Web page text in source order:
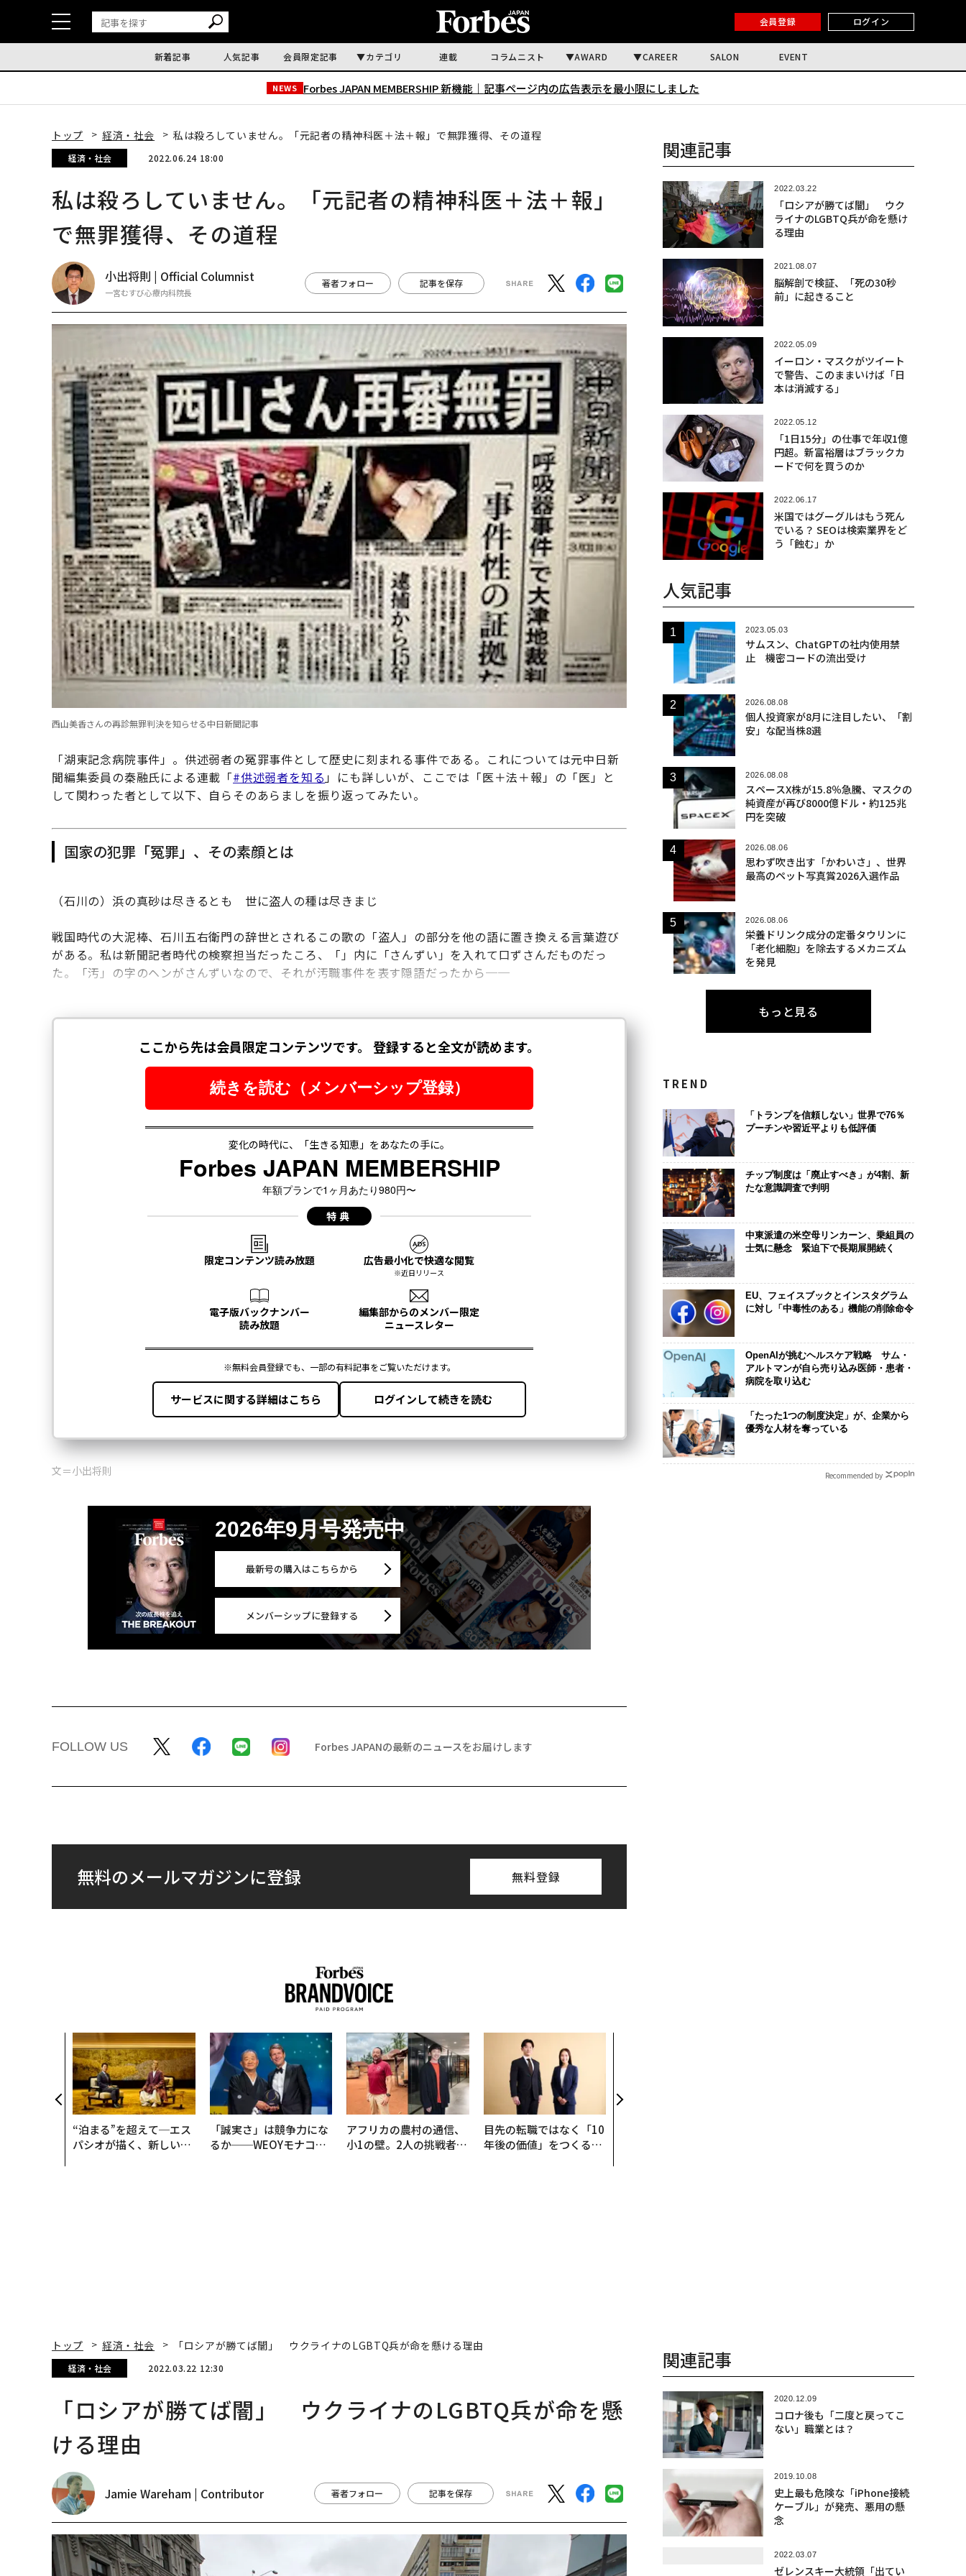
会員登録 ログイン
新着記事 人気記事 会員限定記事 カテゴリ 連載 コラムニスト AWARD CAREER SALON EVENT
NEWS Forbes JAPAN MEMBERSHIP 新機能｜ 記事ページ内の広告表示を最小限にしました
トップ 経済・社会 私は殺ろしていません。「元記者の精神科医＋法＋報」で無罪獲得、その道程
経済・社会 2022.06.24 18:00
私は殺ろしていません。「元記者の精神科医＋法＋報」
で無罪獲得、その道程
小出将則 | Official Columnist
一宮むすび心療内科院長
著者フォロー 記事を保存
西山美香さんの再診無罪判決を知らせる中日新聞記事
「湖東記念病院事件」。供述弱者の冤罪事件として歴史に刻まれる事件である。これについては元中日新
聞編集委員の秦融氏による連載「#供述弱者を知る」にも詳しいが、ここでは「医＋法＋報」の「医」と
して関わった者として以下、自らそのあらましを振り返ってみたい。
国家の犯罪「冤罪」、その素顔とは
（石川の）浜の真砂は尽きるとも 世に盗人の種は尽きまじ
戦国時代の大泥棒、石川五右衛門の辞世とされるこの歌の「盗人」の部分を他の語に置き換える言葉遊び
がある。私は新聞記者時代の検察担当だったころ、「」内に「さんずい」を入れて口ずさんだものだっ
た。「汚」の字のヘンがさんずいなので、それが汚職事件を表す隠語だったから──
文＝小出将則
2026年9月号発売中
最新号の購入はこちらから
メンバーシップに登録する
FOLLOW US Forbes JAPANの最新のニュースをお届けします
無料のメールマガジンに登録 無料登録
“泊まる”を超えて─エス
パシオが描く、新しい日
「誠実さ」は競争力にな
るか──WEOYモナコで
アフリカの農村の通信、
小1の壁。2人の挑戦者が
目先の転職ではなく「10
年後の価値」をつくる─
（前編）
関連記事
2022.03.22
「ロシアが勝てば闇」 ウク
ライナのLGBTQ兵が命を懸け
る理由
2021.08.07
脳解剖で検証、「死の30秒
前」に起きること
2022.05.09
イーロン・マスクがツイート
で警告、このままいけば「日
本は消滅する」
2022.05.12
「1日15分」の仕事で年収1億
円超。新富裕層はブラックカ
ードで何を買うのか
2022.06.17
米国ではグーグルはもう死ん
でいる？ SEOは検索業界をど
う「蝕む」か
人気記事
2023.05.03
サムスン、ChatGPTの社内使用禁
止 機密コードの流出受け
2026.08.08
個人投資家が8月に注目したい、「割
安」な配当株8選
2026.08.08
スペースX株が15.8％急騰、マスクの
純資産が再び8000億ドル・約125兆
円を突破
2026.08.06
思わず吹き出す「かわいさ」、世界
最高のペット写真賞2026入選作品
2026.08.06
栄養ドリンク成分の定番タウリンに
「老化細胞」を除去するメカニズム
を発見
もっと見る
TREND
「トランプを信頼しない」世界で76％
プーチンや習近平よりも低評価
チップ制度は「廃止すべき」が4割、新
たな意識調査で判明
中東派遣の米空母リンカーン、乗組員の
士気に懸念 緊迫下で長期展開続く
EU、フェイスブックとインスタグラム
に対し「中毒性のある」機能の削除命令
OpenAIが挑むヘルスケア戦略 サム・
アルトマンが自ら売り込み医師・患者・
病院を取り込む
「たった1つの制度決定」が、企業から
優秀な人材を奪っている
Recommended by
トップ 経済・社会 「ロシアが勝てば闇」 ウクライナのLGBTQ兵が命を懸ける理由
経済・社会 2022.03.22 12:30
「ロシアが勝てば闇」 ウクライナのLGBTQ兵が命を懸
ける理由
Jamie Wareham | Contributor 著者フォロー 記事を保存
関連記事
2020.12.09
コロナ後も「二度と戻ってこ
ない」職業とは？
2019.10.08
史上最も危険な「iPhone接続
ケーブル」が発売、悪用の懸
念
2022.03.07
ゼレンスキー大統領「出てい